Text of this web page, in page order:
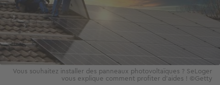
Vous souhaitez installer des panneaux photovoltaïques ? SeLoger
vous explique comment profiter d'aides ! ©Getty